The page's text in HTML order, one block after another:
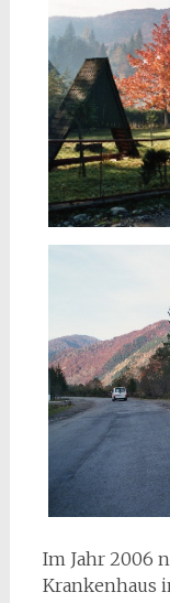
Im Jahr 2006
Krankenhaus